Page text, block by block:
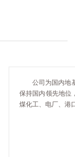
公司为国内地
保持国内领先地位
煤化工、电厂、港